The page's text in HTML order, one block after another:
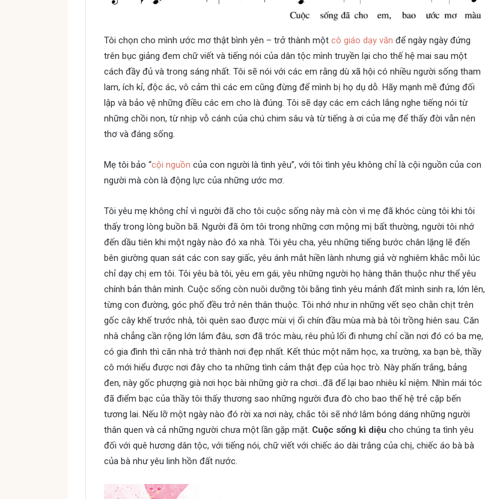
Tôi chọn cho mình ước mơ thật bình yên – trở thành một cô giáo dạy văn để ngày ngày đứng
trên bục giảng đem chữ viết và tiếng nói của dân tộc mình truyền lại cho thế hệ mai sau một
cách đầy đủ và trong sáng nhất. Tôi sẽ nói với các em rằng dù xã hội có nhiều người sống tham
lam, ích kỉ, độc ác, vô cảm thì các em cũng đừng để mình bị họ dụ dỗ. Hãy mạnh mẽ đứng đối
lập và bảo vệ những điều các em cho là đúng. Tôi sẽ dạy các em cách lắng nghe tiếng nói từ
những chồi non, từ nhịp vỗ cánh của chú chim sâu và từ tiếng à ơi của mẹ để thấy đời vẫn nên
thơ và đáng sống.
Mẹ tôi bảo “cội nguồn của con người là tình yêu”, với tôi tình yêu không chỉ là cội nguồn của con
người mà còn là động lực của những ước mơ.
Tôi yêu mẹ không chỉ vì người đã cho tôi cuộc sống này mà còn vì mẹ đã khóc cùng tôi khi tôi
thấy trong lòng buồn bã. Người đã ôm tôi trong những cơn mộng mị bất thường, người tôi nhớ
đến dầu tiên khi một ngày nào đó xa nhà. Tôi yêu cha, yêu những tiếng bước chân lặng lẽ đến
bên giường quan sát các con say giấc, yêu ánh mắt hiền lành nhưng giả vờ nghiêm khắc mỗi lúc
chỉ dạy chị em tôi. Tôi yêu bà tôi, yêu em gái, yêu những người họ hàng thân thuộc như thể yêu
chính bản thân mình. Cuộc sống còn nuôi dưỡng tôi bằng tình yêu mảnh đất mình sinh ra, lớn lên,
từng con đường, góc phố đều trở nên thân thuộc. Tôi nhớ như in những vết sẹo chằn chịt trên
gốc cây khế trước nhà, tôi quên sao được mùi vị ổi chín đầu mùa mà bà tôi trồng hiên sau. Căn
nhà chẳng cần rộng lớn lắm đâu, sơn đã tróc màu, rêu phủ lối đi nhưng chỉ cần nơi đó có ba mẹ,
có gia đình thì căn nhà trở thành nơi đẹp nhất. Kết thúc một năm học, xa trường, xa bạn bè, thầy
cô mới hiểu được nơi đây cho ta những tình cảm thật đẹp của học trò. Này phấn trắng, bảng
đen, này gốc phượng già nơi học bài những giờ ra chơi…đã để lại bao nhiêu kỉ niệm. Nhìn mái tóc
đã điểm bạc của thầy tôi thấy thương sao những người đưa đò cho bao thế hệ trẻ cặp bến
tương lai. Nếu lỡ một ngày nào đó rời xa nơi này, chắc tôi sẽ nhớ lắm bóng dáng những người
thân quen và cả những người chưa một lần gặp mặt. Cuộc sống kì diệu cho chúng ta tình yêu
đối với quê hương dân tộc, với tiếng nói, chữ viết với chiếc áo dài trắng của chị, chiếc áo bà bà
của bà như yêu linh hồn đất nước.